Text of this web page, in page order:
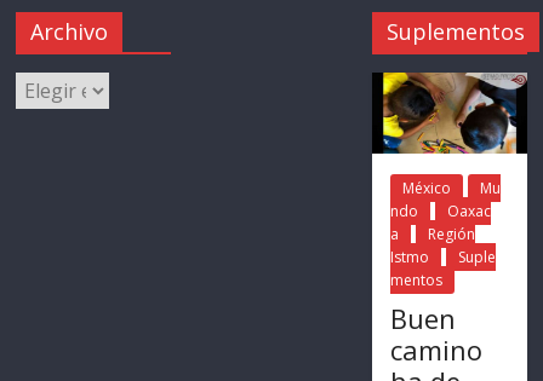
Archivo Suplementos
México
Mu
ndo
Oaxac
a
Región
Istmo
Suple
mentos
Buen
camino